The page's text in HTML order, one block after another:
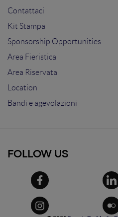
Contattaci
Kit Stampa
Sponsorship Opportunities
Area Fieristica
Area Riservata
Location
Bandi e agevolazioni
FOLLOW US